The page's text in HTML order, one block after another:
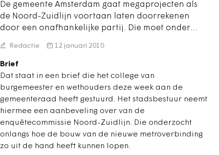
De gemeente Amsterdam gaat megaprojecten als
de Noord-Zuidlijn voortaan laten doorrekenen
door een onafhankelijke partij. Die moet onder…
Redactie 12 januari 2010
Brief
Dat staat in een brief die het college van
burgemeester en wethouders deze week aan de
gemeenteraad heeft gestuurd. Het stadsbestuur neemt
hiermee een aanbeveling over van de
enquêtecommissie Noord-Zuidlijn. Die onderzocht
onlangs hoe de bouw van de nieuwe metroverbinding
zo uit de hand heeft kunnen lopen.